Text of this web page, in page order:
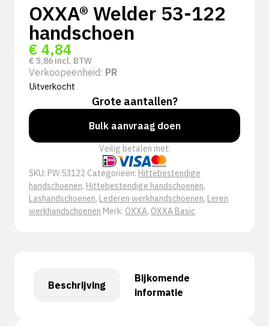
OXXA® Welder 53-122
handschoen
€ 4,84
€ 5,86 incl. BTW
Verkoopeenheid: PR
Uitverkocht
Grote aantallen?
Bulk aanvraag doen
Veilig betalen met:
SKU: PW.53122 Categorieën: Hittebestendige
handschoenen, Hittebestendige handschoenen,
Lashandschoenen, Lederen werkhandschoenen, Leren
werkhandschoenen Merk: OXXA, OXXA Basic
Beschrijving
Bijkomende
informatie